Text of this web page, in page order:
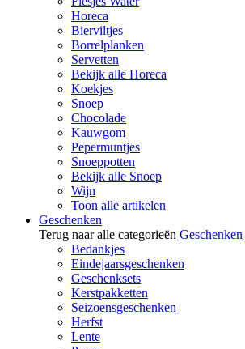
Horeca
Bierviltjes
Borrelplanken
Servetten
Bekijk alle Horeca
Koekjes
Snoep
Chocolade
Kauwgom
Pepermuntjes
Snoeppotten
Bekijk alle Snoep
Wijn
Toon alle artikelen
Geschenken
Terug naar alle categorieën Geschenken
Bedankjes
Eindejaarsgeschenken
Geschenksets
Kerstpakketten
Seizoensgeschenken
Herfst
Lente